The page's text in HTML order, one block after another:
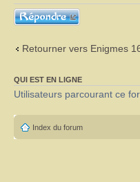
Répondre
Retourner vers Enigmes
QUI EST EN LIGNE
Utilisateurs parcourant ce
Index du forum